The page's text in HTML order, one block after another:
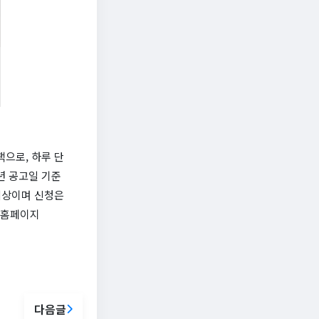
으로, 하루 단
공고일 기준
이며 신청은
페이지
다음글